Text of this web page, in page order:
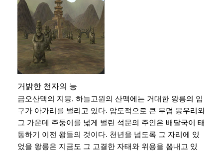
거밝한 천자의 능
금오산맥의 지붕. 하늘고원의 산맥에는 거대한 왕릉의 입
구가 아가리를 벌리고 있다. 압도적으로 큰 무덤 몽우리와
그 가운데 주둥이를 넓게 벌린 석문의 주인은 배달국이 태
동하기 이전 왕들의 것이다. 천년을 넘도록 그 자리에 있
었을 왕릉은 지금도 그 고결한 자태와 위용을 뽐내고 있